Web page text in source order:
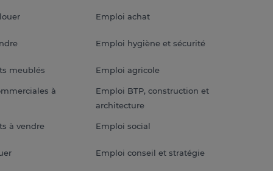
meublés
à
à vendre
Emploi achat
Emploi hygiène et sécurité
Emploi agricole
Emploi BTP, construction et
architecture
Emploi social
Emploi conseil et stratégie